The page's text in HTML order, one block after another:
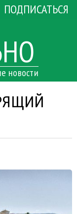
новости
ПОДПИСАТЬСЯ